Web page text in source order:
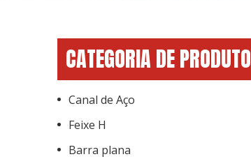
CATEGORIA DE PRODUTO
Canal de Aço
Feixe H
Barra plana